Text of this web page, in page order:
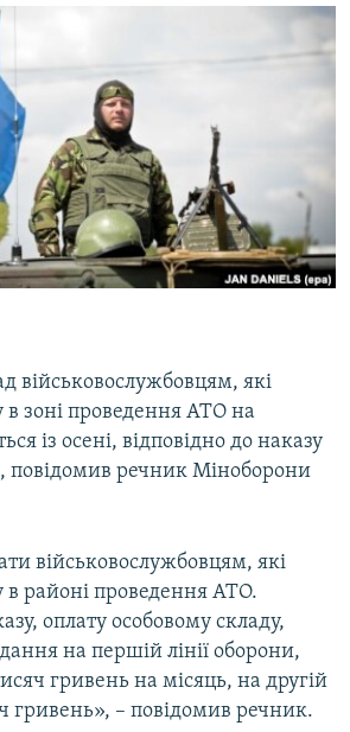
КРИМУ
військовослужбовцям, які
в зоні проведення АТО на
із осені, відповідно до наказу
повідомив речник Міноборони
військовослужбовцям, які
в районі проведення АТО.
оплату особовому складу,
на першій лінії оборони,
гривень на місяць, на другій
гривень», – повідомив речник.